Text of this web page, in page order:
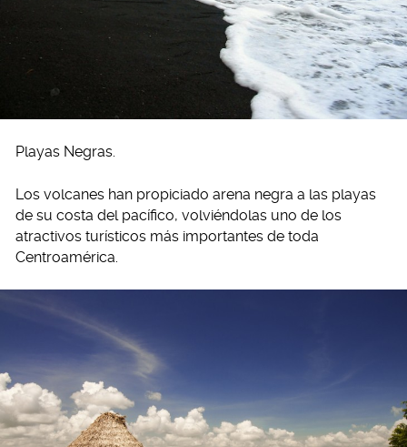
Playas Negras.
Los volcanes han propiciado arena negra a las playas
de su costa del pacífico, volviéndolas uno de los
atractivos turísticos más importantes de toda
Centroamérica.